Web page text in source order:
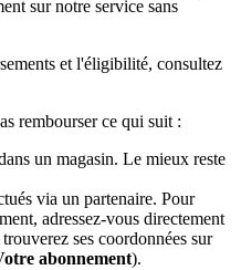
sur notre service sans
et l'éligibilité, consultez
rembourser ce qui suit :
un magasin. Le mieux reste
via un partenaire. Pour
adressez-vous directement
ses coordonnées sur
abonnement).